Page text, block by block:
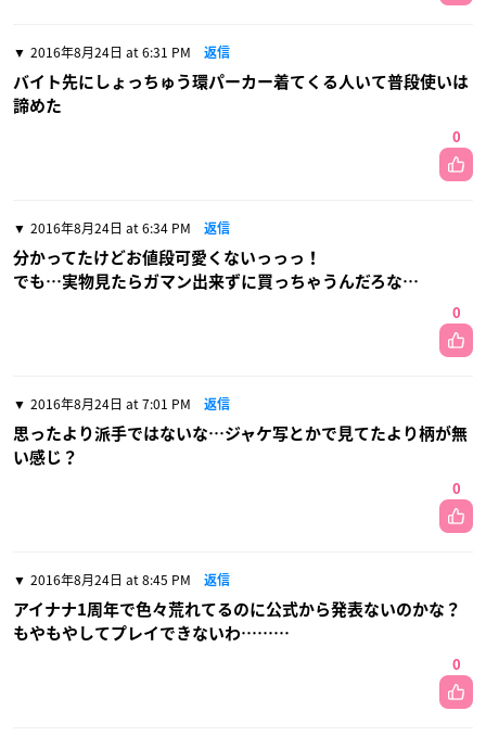
2016年8月24日 at 6:31 PM 返信
バイト先にしょっちゅう環パーカー着てくる人いて普段使いは
諦めた
0
2016年8月24日 at 6:34 PM 返信
分かってたけどお値段可愛くないっっっ！
でも…実物見たらガマン出来ずに買っちゃうんだろな…
0
2016年8月24日 at 7:01 PM 返信
思ったより派手ではないな…ジャケ写とかで見てたより柄が無
い感じ？
0
2016年8月24日 at 8:45 PM 返信
アイナナ1周年で色々荒れてるのに公式から発表ないのかな？
もやもやしてプレイできないわ………
0